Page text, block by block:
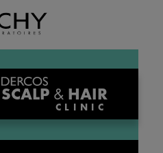
SCALP& HAIR
CLINIC